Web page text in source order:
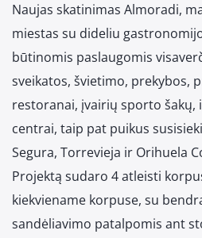
Naujas skatinimas Almoradi,
miestas su dideliu
būtinomis paslaugomis
sveikatos, švietimo, prekybos,
restoranai, įvairių sporto šakų,
centrai, taip pat puikus
Segura, Torrevieja ir Orihuela
Projektą sudaro 4 atleisti
kiekviename korpuse, su
sandėliavimo patalpomis ant